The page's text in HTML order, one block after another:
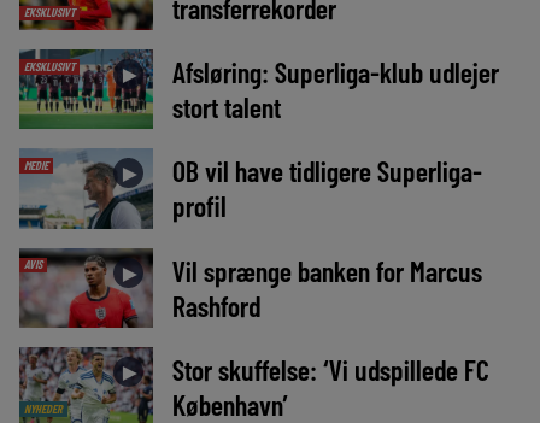
EKSKLUSIVT
transferrekorder
EKSKLUSIVT ►
Afsløring: Superliga-klub udlejer
stort talent
MEDIE ►
OB vil have tidligere Superliga-
profil
AVIS ►
Vil sprænge banken for Marcus
Rashford
NYHEDER
►
Stor skuffelse: ‘Vi udspillede FC
København’